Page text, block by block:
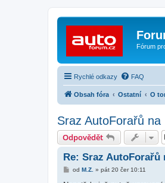
Fórum
Rychlé odkazy FAQ
Obsah fóra Ostatní O
Sraz AutoForařů
Odpovědět
Re: Sraz
Pod M.Z. » pát 20 čer 10:11